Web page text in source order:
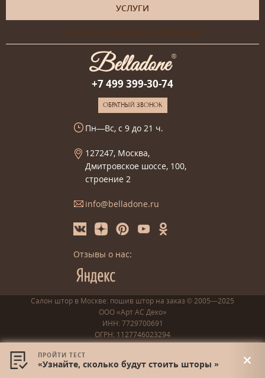
УСЛУГИ
Онлайн-консультация дизайнера
+7 499 399-30-74
ОБРАТНЫЙ ЗВОНОК
Пн—Вс, с 9 до 21 ч.
127247, Москва,
Дмитровское шоссе, 100,
строение 2
info@belladone.ru
Отзывы о нас:
Салон штор в Москве: пошив штор на заказ © 2005—2025
ООО «Арт АС Деко»
ИНН: 7729700691
ОГРН: 1127746023294
Войти
Доставка и оплата
ПРОЙТИ ТЕСТ
«Узнайте, сколько будут стоить шторы »